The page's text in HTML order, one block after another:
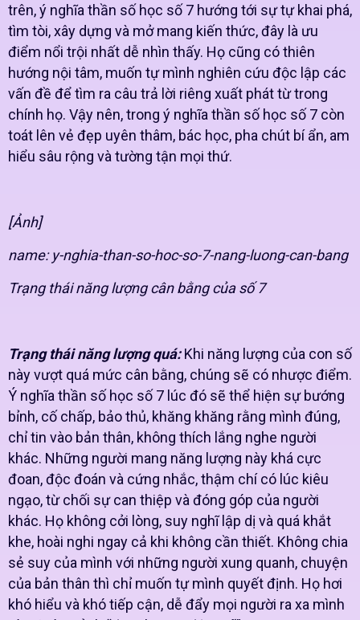
trên, ý nghĩa thần số học số 7 hướng tới sự tự khai phá,
tìm tòi, xây dựng và mở mang kiến thức, đây là ưu
điểm nổi trội nhất dễ nhìn thấy. Họ cũng có thiên
hướng nội tâm, muốn tự mình nghiên cứu độc lập các
vấn đề để tìm ra câu trả lời riêng xuất phát từ trong
chính họ. Vậy nên, trong ý nghĩa thần số học số 7 còn
toát lên vẻ đẹp uyên thâm, bác học, pha chút bí ẩn, am
hiểu sâu rộng và tường tận mọi thứ.
[Ảnh]
name: y-nghia-than-so-hoc-so-7-nang-luong-can-bang
Trạng thái năng lượng cân bằng của số 7
Trạng thái năng lượng quá:Khi năng lượng của con số
này vượt quá mức cân bằng, chúng sẽ có nhược điểm.
Ý nghĩa thần số học số 7 lúc đó sẽ thể hiện sự bướng
bỉnh, cố chấp, bảo thủ, khăng khăng rằng mình đúng,
chỉ tin vào bản thân, không thích lắng nghe người
khác. Những người mang năng lượng này khá cực
đoan, độc đoán và cứng nhắc, thậm chí có lúc kiêu
ngạo, từ chối sự can thiệp và đóng góp của người
khác. Họ không cởi lòng, suy nghĩ lập dị và quá khắt
khe, hoài nghi ngay cả khi không cần thiết. Không chia
sẻ suy của mình với những người xung quanh, chuyện
của bản thân thì chỉ muốn tự mình quyết định. Họ hơi
khó hiểu và khó tiếp cận, dễ đẩy mọi người ra xa mình